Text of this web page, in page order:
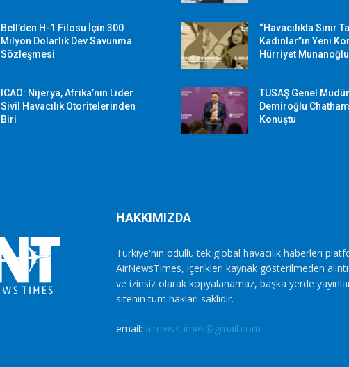
Bell’den H-1 Filosu İçin 300
Milyon Dolarlık Dev Savunma
Sözleşmesi
ICAO: Nijerya, Afrika’nın Lider
Sivil Havacılık Otoritelerinden
Biri
“Havacılıkta Sınır
Kadınlar”ın Yeni
Hürriyet Munanoğlu
TUSAŞ Genel
Demiroğlu
Konuştu
HAKKIMIZDA
Türkiye'nin ödüllü tek global havacılık haberleri
AirNewsTimes, içerikleri kaynak gösterilmeden
ve izinsiz olarak kopyalanamaz, başka yerde
sitenin tüm hakları saklıdır.
email: airnewstimes@gmail.com